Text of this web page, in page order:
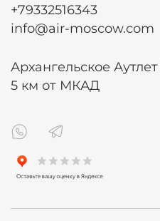
+79332516343
info@air-moscow.com
Архангельское
5 км от МКАД